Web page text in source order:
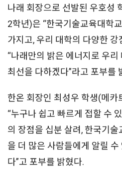
나래 회장으로 선발된 우호성
2학년)은 “한국기술교육대학
가지고, 우리 대학의 다양한 강
“나래만의 밝은 에너지로 우
최선을 다하겠다”라고 포부를
한온 회장인 최성우 학생(메
“누구나 쉽고 빠르게 접할 수
의 장점을 십분 살려, 한국기
을 더 많은 사람들에게 알릴
다”고 포부를 밝혔다.